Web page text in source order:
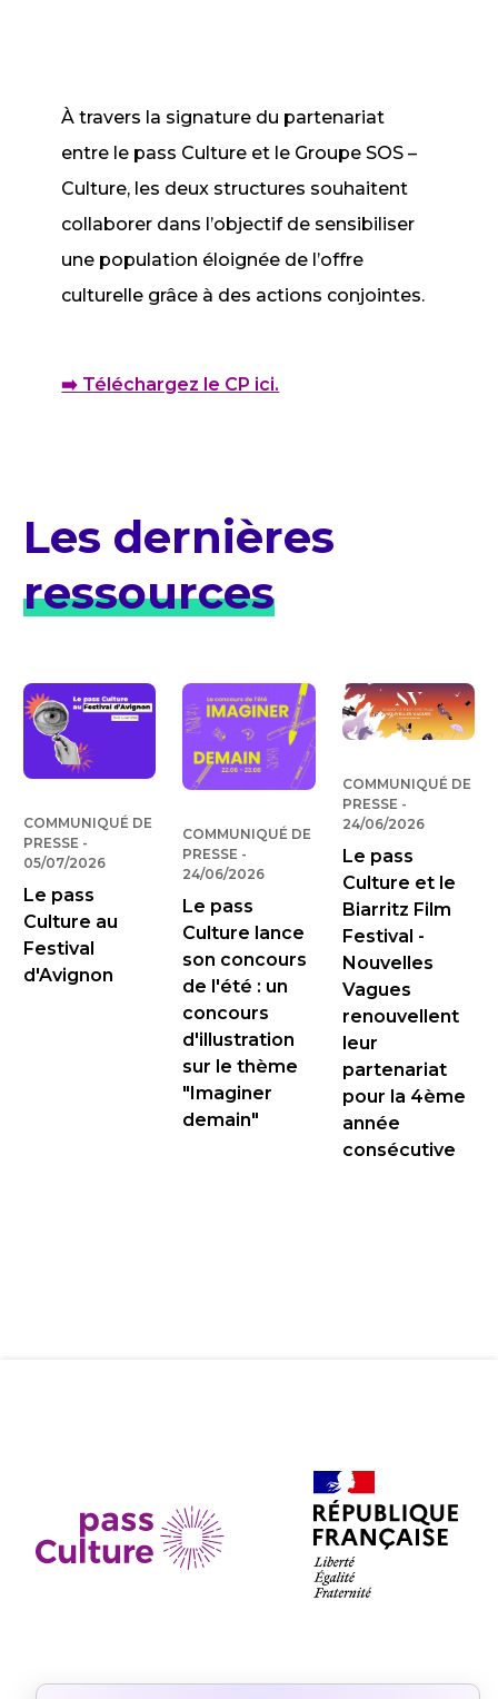
À travers la signature du partenariat
entre le pass Culture et le Groupe SOS –
Culture, les deux structures souhaitent
collaborer dans l’objectif de sensibiliser
une population éloignée de l’offre
culturelle grâce à des actions conjointes.
➡️ Téléchargez le CP ici.
Les dernières
ressources
COMMUNIQUÉ DE
PRESSE-
05/07/2026
Le pass
Culture au
Festival
d'Avignon
COMMUNIQUÉ DE
PRESSE -
24/06/2026
Le pass
Culture lance
son concours
de l'été : un
concours
d'illustration
sur le thème
"Imaginer
demain"
COMMUNIQUÉ DE
PRESSE-
24/06/2026
Le pass
Culture et le
Biarritz Film
Festival -
Nouvelles
Vagues
renouvellent
leur
partenariat
pour la 4ème
année
consécutive